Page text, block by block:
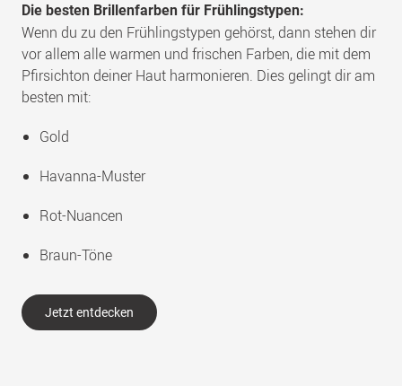
Die besten Brillenfarben für Frühlingstypen:
Wenn du zu den Frühlingstypen gehörst, dann stehen dir
vor allem alle warmen und frischen Farben, die mit dem
Pfirsichton deiner Haut harmonieren. Dies gelingt dir am
besten mit:
Gold
Havanna-Muster
Rot-Nuancen
Braun-Töne
Jetzt entdecken